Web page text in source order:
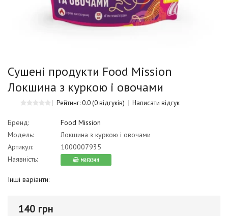
Сушені продукти Food Mission
Локшина з куркою і овочами
Рейтинг: 0.0(0 відгуків) Написати відгук
Бренд:
Food Mission
Модель:
Локшина з куркою і овочами
Артикул:
1000007935
Наявність:
магазин
Інші варіанти:
140 грн